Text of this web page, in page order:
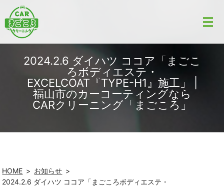
2024.2.6 ダイハツ ココア「まごこ
ろボディエステ・
EXCELCOAT『TYPE-H1』施工」 |
福山市のカーコーティングなら
CARクリーニング「まごころ」
HOME
お知らせ
2024.2.6 ダイハツ ココア「まごころボディエステ・